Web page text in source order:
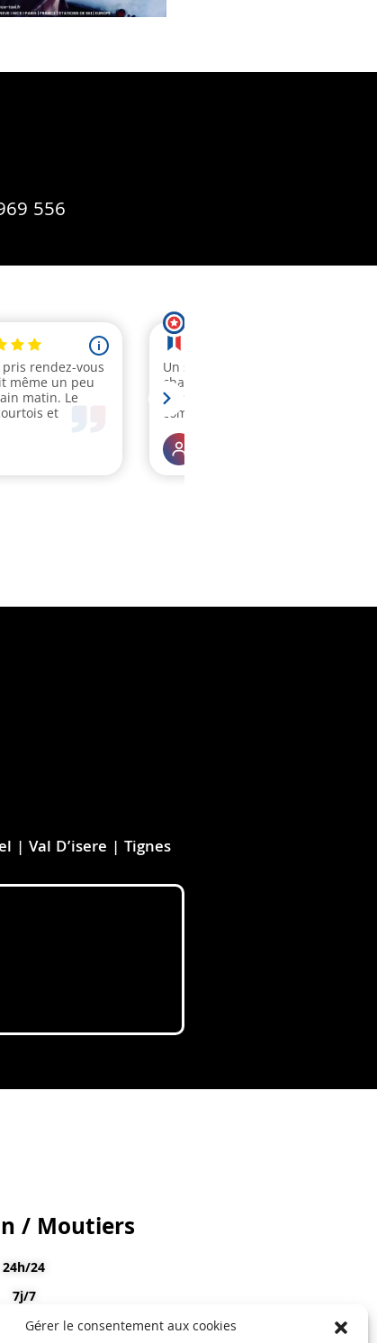
Gérer le consentement aux cookies
556
| Val D’isere | Tignes
/ Moutiers
24h/24
7j/7